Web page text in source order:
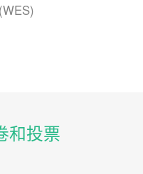
和投票